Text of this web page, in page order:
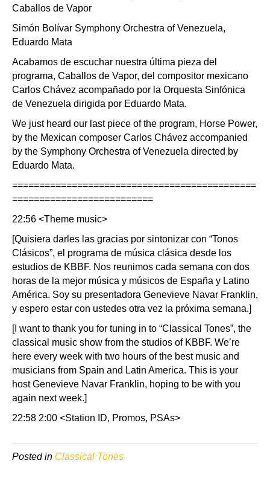
Caballos de Vapor
Simón Bolívar Symphony Orchestra of Venezuela,
Eduardo Mata
Acabamos de escuchar nuestra última pieza del
programa, Caballos de Vapor, del compositor mexicano
Carlos Chávez acompañado por la Orquesta Sinfónica
de Venezuela dirigida por Eduardo Mata.
We just heard our last piece of the program, Horse Power,
by the Mexican composer Carlos Chávez accompanied
by the Symphony Orchestra of Venezuela directed by
Eduardo Mata.
=============================================
==========================
22:56 <Theme music>
[Quisiera darles las gracias por sintonizar con “Tonos
Clásicos”, el programa de música clásica desde los
estudios de KBBF. Nos reunimos cada semana con dos
horas de la mejor música y músicos de España y Latino
América. Soy su presentadora Genevieve Navar Franklin,
y espero estar con ustedes otra vez la próxima semana.]
[I want to thank you for tuning in to “Classical Tones”, the
classical music show from the studios of KBBF. We’re
here every week with two hours of the best music and
musicians from Spain and Latin America. This is your
host Genevieve Navar Franklin, hoping to be with you
again next week.]
22:58 2:00 <Station ID, Promos, PSAs>
Posted in Classical Tones